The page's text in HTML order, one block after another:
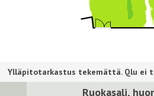
Ruokasali,